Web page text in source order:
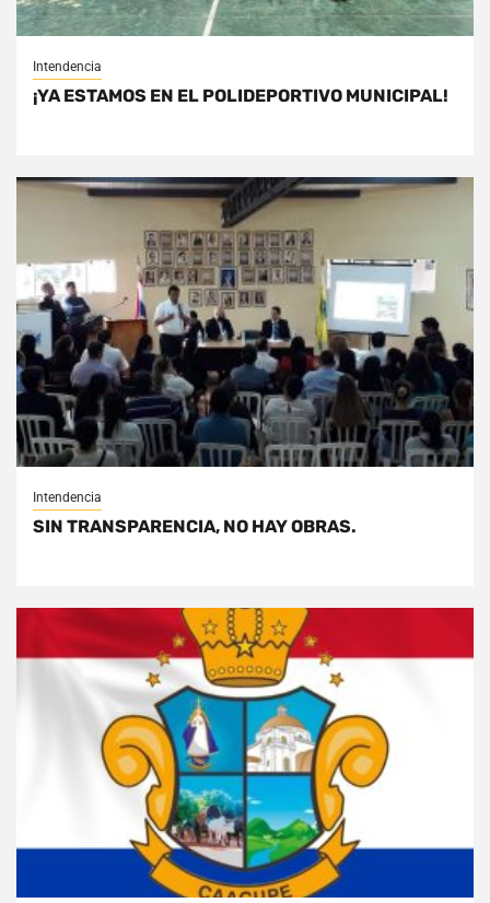
Intendencia
¡YA ESTAMOS EN EL POLIDEPORTIVO MUNICIPAL!
Intendencia
SIN TRANSPARENCIA, NO HAY OBRAS.